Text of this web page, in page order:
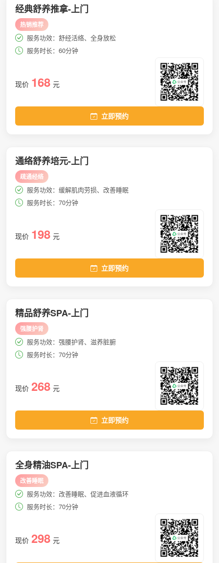
经典舒养推拿-上门
热销推荐
服务功效：舒经活络、全身放松
服务时长：60分钟
现价 168 元
立即预约
通络舒养培元-上门
疏通经络
服务功效：缓解肌肉劳损、改善睡眠
服务时长：70分钟
现价 198 元
立即预约
精品舒养SPA-上门
强腰护肾
服务功效：强腰护肾、滋养脏腑
服务时长：70分钟
现价 268 元
立即预约
全身精油SPA-上门
改善睡眠
服务功效：改善睡眠、促进血液循环
服务时长：70分钟
现价 298 元